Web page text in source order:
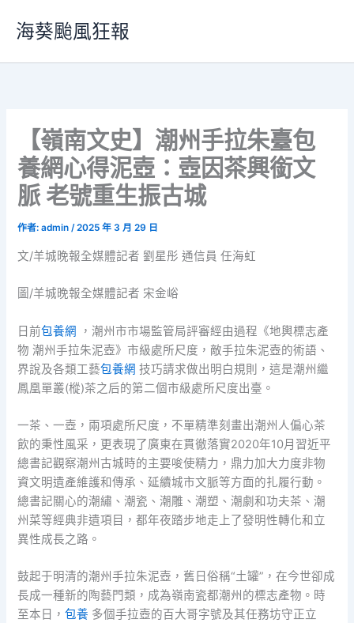
要
海葵颱風狂報
【嶺南文史】潮州手拉朱臺包
養網心得泥壺：壺因茶興銜文
脈 老號重生振古城
作者:admin/2025 年 3 月 29 日
文/羊城晚報全媒體記者 劉星彤 通信員 任海虹
圖/羊城晚報全媒體記者 宋金峪
日前包養網
，潮州市市場監管局評審經由過程《地輿標志產
物 潮州手拉朱泥壺》市級處所尺度，敵手拉朱泥壺的術語、
界說及各類工藝包養網 技巧請求做出明白規則，這是潮州繼
鳳凰單叢(樅)茶之后的第二個市級處所尺度出臺。
一茶、一壺，兩項處所尺度，不單精準刻畫出潮州人偏心茶
飲的秉性風采，更表現了廣東在貫徹落實2020年10月習近平
總書記觀察潮州古城時的主要唆使精力，鼎力加大力度非物
資文明遺產維護和傳承、延續城市文脈等方面的扎履行動。
總書記關心的潮繡、潮瓷、潮雕、潮塑、潮劇和功夫茶、潮
州菜等經典非遺項目，都年夜踏步地走上了發明性轉化和立
異性成長之路。
鼓起于明清的潮州手拉朱泥壺，舊日俗稱“土罐”，在今世卻成
長成一種新的陶藝門類，成為嶺南瓷都潮州的標志產物。時
至本日，包養 多個手拉壺的百大哥字號及其任務坊守正立